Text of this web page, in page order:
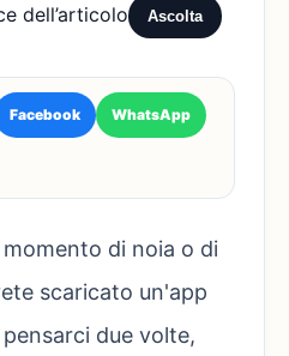
dell’articolo Ascolta
Facebook WhatsApp
di noia o di
scaricato un'app
due volte,